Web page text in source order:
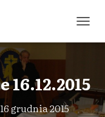
R
Ł
Ą
C
Z
16 grudnia 2015